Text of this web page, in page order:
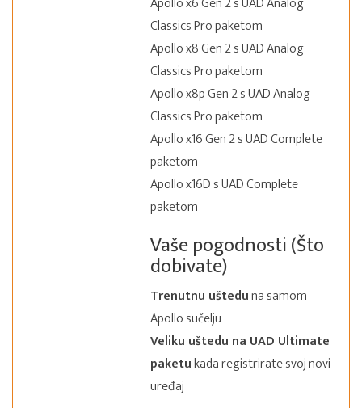
Classics Pro paketom
Apollo x8 Gen 2 s UAD Analog
Classics Pro paketom
Apollo x8p Gen 2 s UAD Analog
Classics Pro paketom
Apollo x16 Gen 2 s UAD Complete
paketom
Apollo x16D s UAD Complete
paketom
Vaše pogodnosti (Što
dobivate)
Trenutnu ušteduna samom
Apollo sučelju
Veliku uštedu na UAD Ultimate
paketukada registrirate svoj novi
uređaj